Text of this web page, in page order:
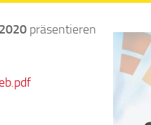
präsentieren